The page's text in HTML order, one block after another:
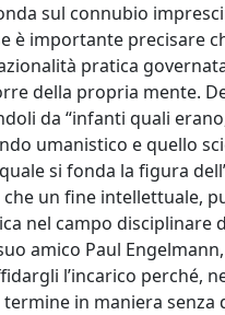
sul connubio
è importante precisare
pratica
della propria mente.
da “infanti quali
umanistico e quello
si fonda la figura
un fine intellettuale,
nel campo disciplinare
amico Paul
l’incarico perché,
in maniera senza